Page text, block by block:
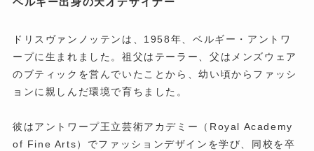
ドリスヴァンノッテンは、1958年、ベルギー・アントワ
ープに生まれました。祖父はテーラー、父はメンズウェア
のブティックを営んでいたことから、幼い頃からファッシ
ョンに親しんだ環境で育ちました。
彼はアントワープ王立芸術アカデミー（Royal Academy
of Fine Arts）でファッションデザインを学び、同校を卒